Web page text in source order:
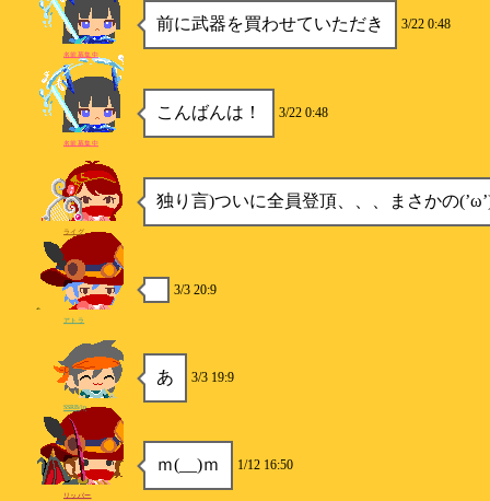
前に武器を買わせていただき 3/22 0:48
名前募集中
こんばんは！ 3/22 0:48
名前募集中
独り言)ついに全員登頂、、、まさかの
ライグ
3/3 20:9
アトラ
あ 3/3 19:9
SSRB/jp
ｍ(__)ｍ 1/12 16:50
リッパー